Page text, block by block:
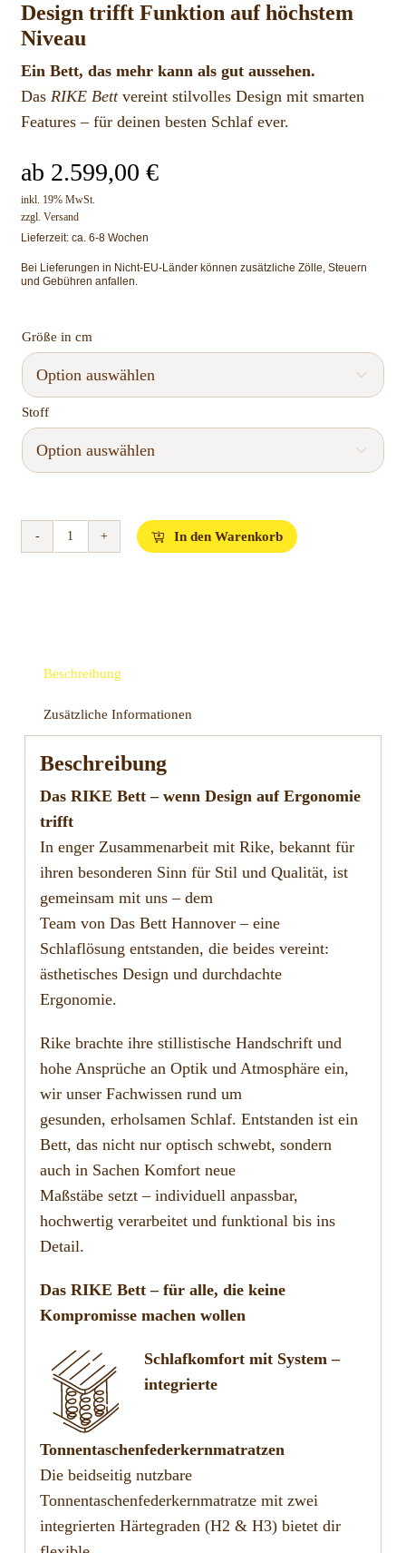
Design trifft Funktion auf höchstem
Niveau
Ein Bett, das mehr kann als gut aussehen.
Das RIKE Bettvereint stilvolles Design mit smarten
Features – für deinen besten Schlaf ever.
ab 2.599,00 €
inkl. 19% MwSt.
zzgl. Versand
Lieferzeit: ca. 6-8 Wochen
Bei Lieferungen in Nicht-EU-Länder können zusätzliche Zölle, Steuern
und Gebühren anfallen.
Größe in cm

Stoff

In den Warenkorb
Beschreibung
Zusätzliche Informationen
Beschreibung
Das RIKE Bett – wenn Design auf Ergonomie
trifft
In enger Zusammenarbeit mit Rike, bekannt für
ihren besonderen Sinn für Stil und Qualität, ist
gemeinsam mit uns – dem
Team von Das Bett Hannover – eine
Schlaflösung entstanden, die beides vereint:
ästhetisches Design und durchdachte
Ergonomie.
Rike brachte ihre stillistische Handschrift und
hohe Ansprüche an Optik und Atmosphäre ein,
wir unser Fachwissen rund um
gesunden, erholsamen Schlaf. Entstanden ist ein
Bett, das nicht nur optisch schwebt, sondern
auch in Sachen Komfort neue
Maßstäbe setzt – individuell anpassbar,
hochwertig verarbeitet und funktional bis ins
Detail.
Das RIKE Bett – für alle, die keine
Kompromisse machen wollen
Schlafkomfort mit System –
integrierte
Tonnentaschenfederkernmatratzen
Die beidseitig nutzbare
Tonnentaschenfederkernmatratze mit zwei
integrierten Härtegraden (H2 & H3) bietet dir